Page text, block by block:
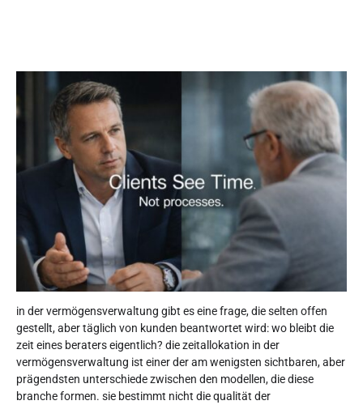
in der vermögensverwaltung gibt es eine frage, die selten offen
gestellt, aber täglich von kunden beantwortet wird: wo bleibt die
zeit eines beraters eigentlich? die zeitallokation in der
vermögensverwaltung ist einer der am wenigsten sichtbaren, aber
prägendsten unterschiede zwischen den modellen, die diese
branche formen. sie bestimmt nicht die qualität der